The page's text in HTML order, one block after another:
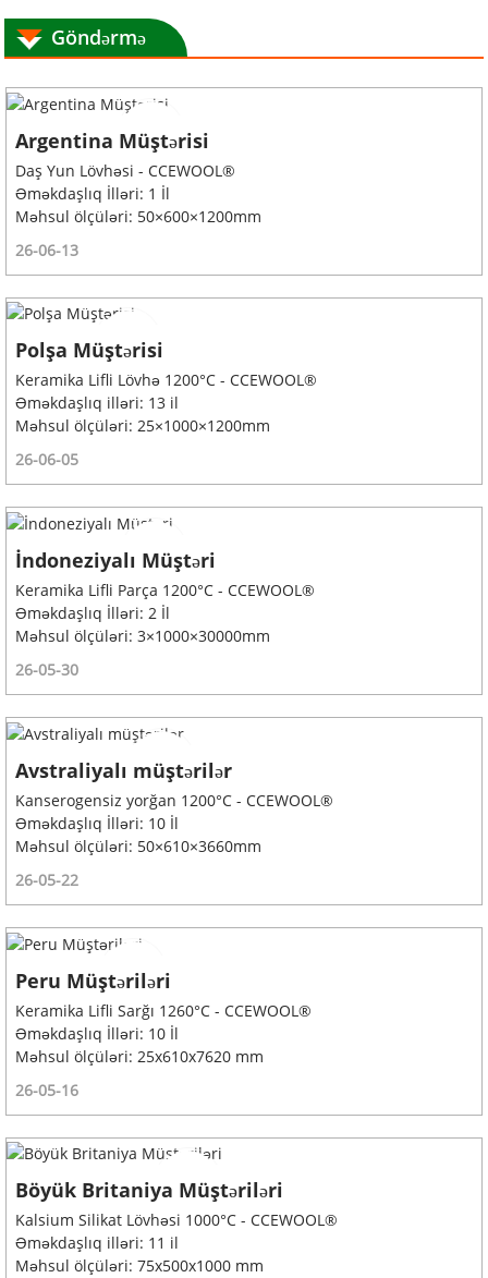
Göndərmə
Argentina Müştərisi
Daş Yun Lövhəsi - CCEWOOL®
Əməkdaşlıq İlləri: 1 İl
Məhsul ölçüləri: 50×600×1200mm
26-06-13
Polşa Müştərisi
Keramika Lifli Lövhə 1200°C - CCEWOOL®
Əməkdaşlıq illəri: 13 il
Məhsul ölçüləri: 25×1000×1200mm
26-06-05
İndoneziyalı Müştəri
Keramika Lifli Parça 1200°C - CCEWOOL®
Əməkdaşlıq İlləri: 2 İl
Məhsul ölçüləri: 3×1000×30000mm
26-05-30
Avstraliyalı müştərilər
Kanserogensiz yorğan 1200°C - CCEWOOL®
Əməkdaşlıq İlləri: 10 İl
Məhsul ölçüləri: 50×610×3660mm
26-05-22
Peru Müştəriləri
Keramika Lifli Sarğı 1260°C - CCEWOOL®
Əməkdaşlıq İlləri: 10 İl
Məhsul ölçüləri: 25x610x7620 mm
26-05-16
Böyük Britaniya Müştəriləri
Kalsium Silikat Lövhəsi 1000°C - CCEWOOL®
Əməkdaşlıq illəri: 11 il
Məhsul ölçüləri: 75x500x1000 mm